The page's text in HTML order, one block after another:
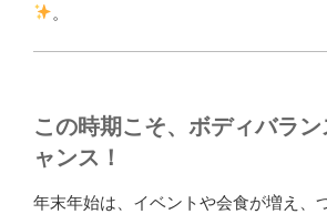
。
この時期こそ、ボディバラ
ャンス！
年末年始は、イベントや会食が増え、